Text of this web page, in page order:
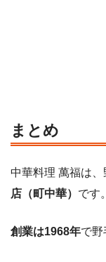
まとめ
中華料理 萬福は
店（町中華） です。
創業は1968年で野